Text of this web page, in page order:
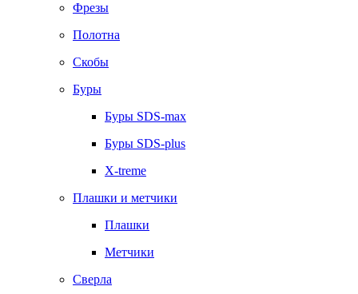
Фрезы
Полотна
Скобы
Буры
Буры SDS-max
Буры SDS-plus
X-treme
Плашки и метчики
Плашки
Метчики
Сверла